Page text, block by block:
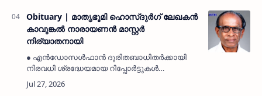
(MyKasargodVarth…
Obituary | മാതൃഭൂമി ഹൊസ്ദുർഗ് ലേഖകൻ
കാവുങ്കൽ നാരായണൻ മാസ്റ്റർ
നിര്യാതനായി
● എൻഡോസൾഫാൻ ദുരിതബാധിതർക്കായി
നിരവധി ശ്രദ്ധേയമായ റിപ്പോർട്ടുകൾ
തയ്യാറാക്കി● കാൻഫെഡ്, പി എൻ പണിക്കർ
ഫൗണ്ടേഷൻ എന്നിവയുടെ